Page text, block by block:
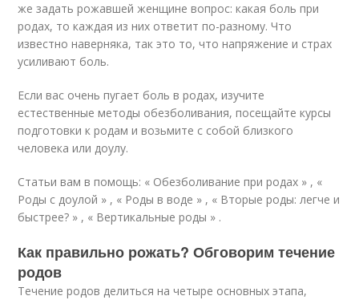
же задать рожавшей женщине вопрос: какая боль при
родах, то каждая из них ответит по-разному. Что
известно наверняка, так это то, что напряжение и страх
усиливают боль.
Если вас очень пугает боль в родах, изучите
естественные методы обезболивания, посещайте курсы
подготовки к родам и возьмите с собой близкого
человека или доулу.
Статьи вам в помощь: « Обезболивание при родах » , «
Роды с доулой » , « Роды в воде » , « Вторые роды: легче и
быстрее? » , « Вертикальные роды » .
Как правильно рожать? Обговорим течение
родов
Течение родов делиться на четыре основных этапа,